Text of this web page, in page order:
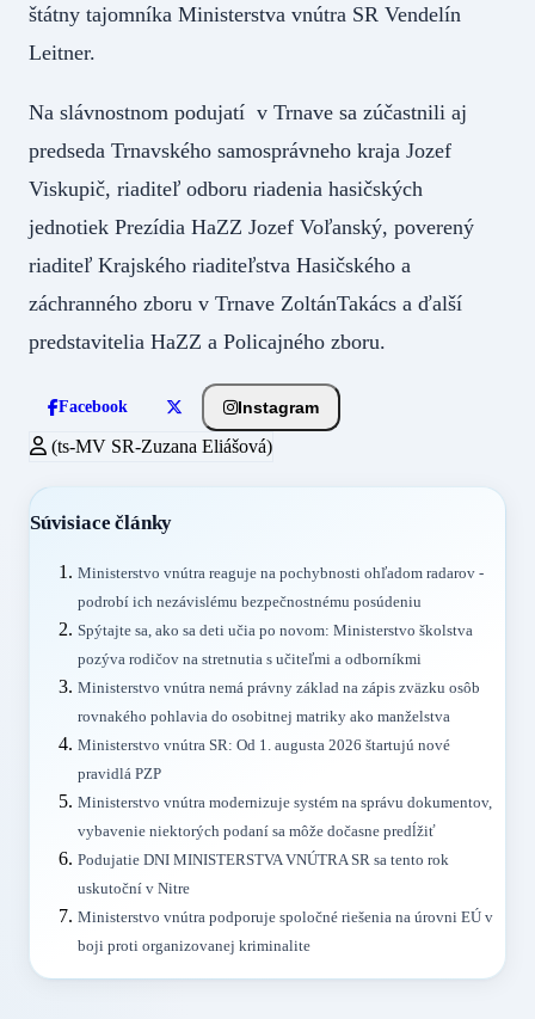
štátny tajomníka Ministerstva vnútra SR Vendelín
Leitner.
Na slávnostnom podujatí v Trnave sa zúčastnili aj
predseda Trnavského samosprávneho kraja Jozef
Viskupič, riaditeľ odboru riadenia hasičských
jednotiek Prezídia HaZZ Jozef Voľanský, poverený
riaditeľ Krajského riaditeľstva Hasičského a
záchranného zboru v Trnave ZoltánTakács a ďalší
predstavitelia HaZZ a Policajného zboru.
Facebook Instagram
(ts-MV SR-Zuzana Eliášová)
Súvisiace články
Ministerstvo vnútra reaguje na pochybnosti ohľadom radarov -
podrobí ich nezávislému bezpečnostnému posúdeniu
Spýtajte sa, ako sa deti učia po novom: Ministerstvo školstva
pozýva rodičov na stretnutia s učiteľmi a odborníkmi
Ministerstvo vnútra nemá právny základ na zápis zväzku osôb
rovnakého pohlavia do osobitnej matriky ako manželstva
Ministerstvo vnútra SR: Od 1. augusta 2026 štartujú nové
pravidlá PZP
Ministerstvo vnútra modernizuje systém na správu dokumentov,
vybavenie niektorých podaní sa môže dočasne predĺžiť
Podujatie DNI MINISTERSTVA VNÚTRA SR sa tento rok
uskutoční v Nitre
Ministerstvo vnútra podporuje spoločné riešenia na úrovni EÚ v
boji proti organizovanej kriminalite